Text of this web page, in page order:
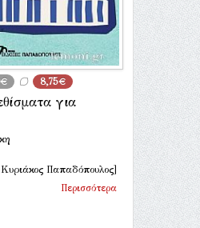
8,75€
για
Παπαδόπουλος]
Περισσότερα